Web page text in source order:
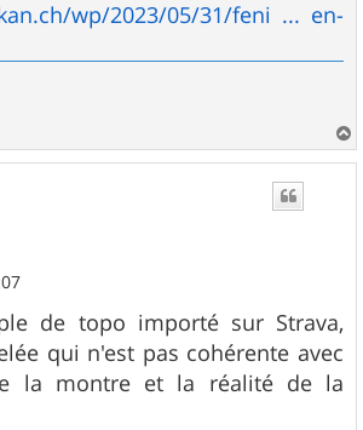
wp/2023/05/31/feni ... en-
a
de topo importé sur Strava,
qui n'est pas cohérente avec
la montre et la réalité de la